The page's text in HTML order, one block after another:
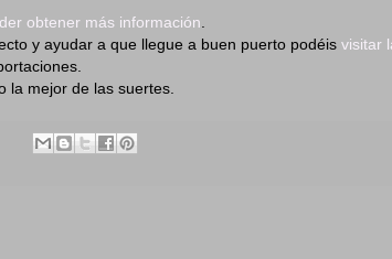
obtener más información
y ayudar a que llegue a buen puerto podéis visitar
la mejor de las suertes.